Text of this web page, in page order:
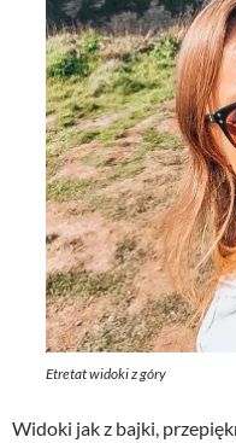
Etretat widoki z góry
Widoki jak z bajki,